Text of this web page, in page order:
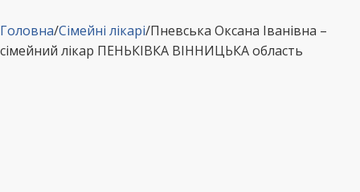
Головна/Сімейні лікарі/Пневська Оксана Іванівна –
сімейний лікар ПЕНЬКІВКА ВІННИЦЬКА область